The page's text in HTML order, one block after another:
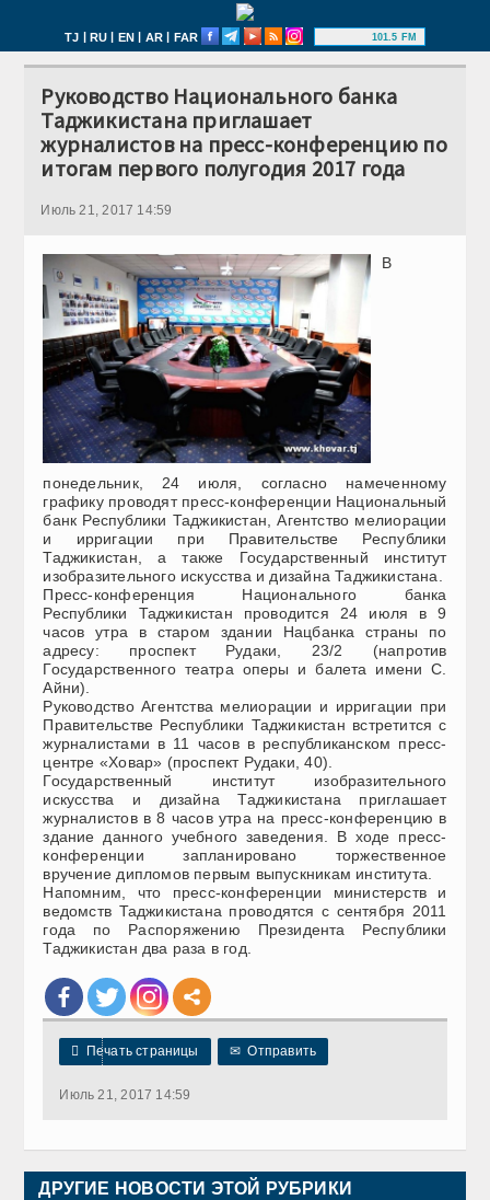
TJ | RU | EN | AR | FAR 101.5 FM
Руководство Национального банка
Таджикистана приглашает
журналистов на пресс-конференцию по
итогам первого полугодия 2017 года
Июль 21, 2017 14:59
В
понедельник, 24 июля, согласно намеченному
графику проводят пресс-конференции Национальный
банк Республики Таджикистан, Агентство мелиорации
и ирригации при Правительстве Республики
Таджикистан, а также Государственный институт
изобразительного искусства и дизайна Таджикистана.
Пресс-конференция Национального банка
Республики Таджикистан проводится 24 июля в 9
часов утра в старом здании Нацбанка страны по
адресу: проспект Рудаки, 23/2 (напротив
Государственного театра оперы и балета имени С.
Айни).
Руководство Агентства мелиорации и ирригации при
Правительстве Республики Таджикистан встретится с
журналистами в 11 часов в республиканском пресс-
центре «Ховар» (проспект Рудаки, 40).
Государственный институт изобразительного
искусства и дизайна Таджикистана приглашает
журналистов в 8 часов утра на пресс-конференцию в
здание данного учебного заведения. В ходе пресс-
конференции запланировано торжественное
вручение дипломов первым выпускникам института.
Напомним, что пресс-конференции министерств и
ведомств Таджикистана проводятся с сентября 2011
года по Распоряжению Президента Республики
Таджикистан два раза в год.
 Печать страницы ✉ Отправить
Июль 21, 2017 14:59
ДРУГИЕ НОВОСТИ ЭТОЙ РУБРИКИ